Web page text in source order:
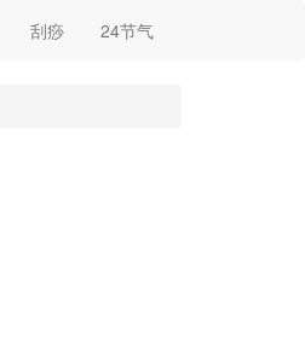
刮痧 24节气